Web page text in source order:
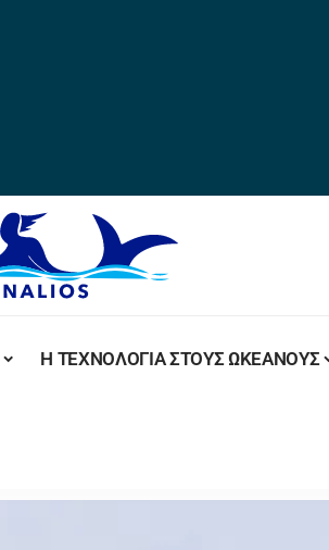
Η ΤΕΧΝΟΛΟΓΙΑ ΣΤΟΥΣ ΩΚΕΑΝΟΥΣ